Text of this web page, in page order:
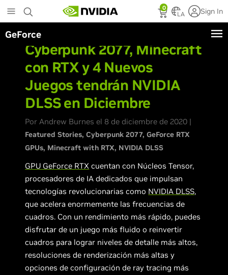
to
main
content
0
LA Sign In
GeForce
Cyberpunk 2077, Minecraft
con RTX y 4 Nuevos
Juegos tendrán NVIDIA
DLSS en Diciembre
Por Andrew Burnes el 8 de diciembre de 2020 |
Featured Stories Cyberpunk 2077 GeForce RTX
GPUs Minecraft with RTX NVIDIA DLSS
GPU GeForce RTX cuentan con Núcleos Tensor,
procesadores de IA dedicados que impulsan
tecnologías revolucionarias como NVIDIA DLSS,
que acelera enormemente las frecuencias de
cuadros. Con un rendimiento más rápido, puedes
disfrutar de un juego más fluido o reinvertir
cuadros para lograr niveles de detalle más altos,
resoluciones de renderización más altas y
opciones de configuración de ray tracing más